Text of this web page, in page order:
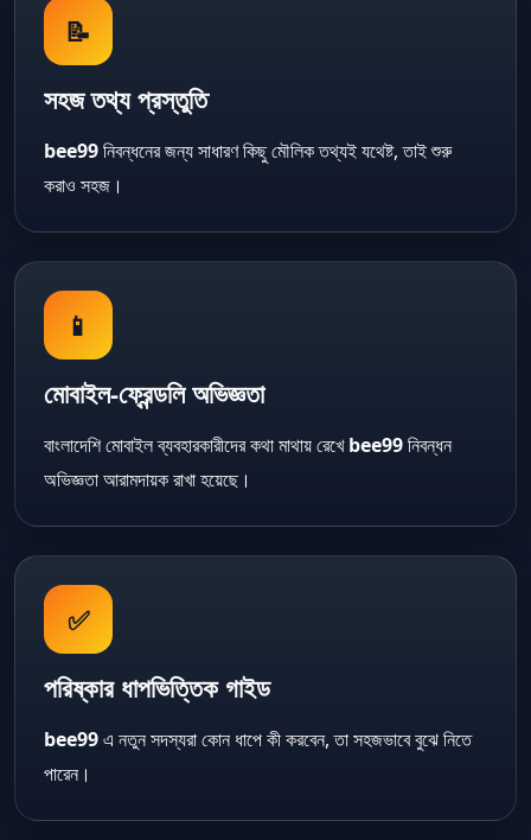
📝
সহজ তথ্য প্রস্তুতি
bee99নিবন্ধনের জন্য সাধারণ কিছু মৌলিক তথ্যই যথেষ্ট, তাই শুরু
করাও সহজ।
📱
মোবাইল-ফ্রেন্ডলি অভিজ্ঞতা
বাংলাদেশি মোবাইল ব্যবহারকারীদের কথা মাথায় রেখেbee99নিবন্ধন
অভিজ্ঞতা আরামদায়ক রাখা হয়েছে।
✅
পরিষ্কার ধাপভিত্তিক গাইড
bee99এ নতুন সদস্যরা কোন ধাপে কী করবেন, তা সহজভাবে বুঝে নিতে
পারেন।